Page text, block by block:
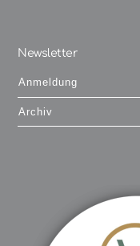
Newsletter
Anmeldung
Archiv